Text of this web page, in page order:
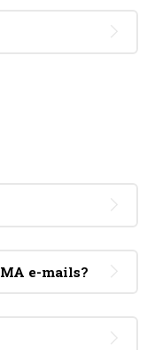
e-mails?